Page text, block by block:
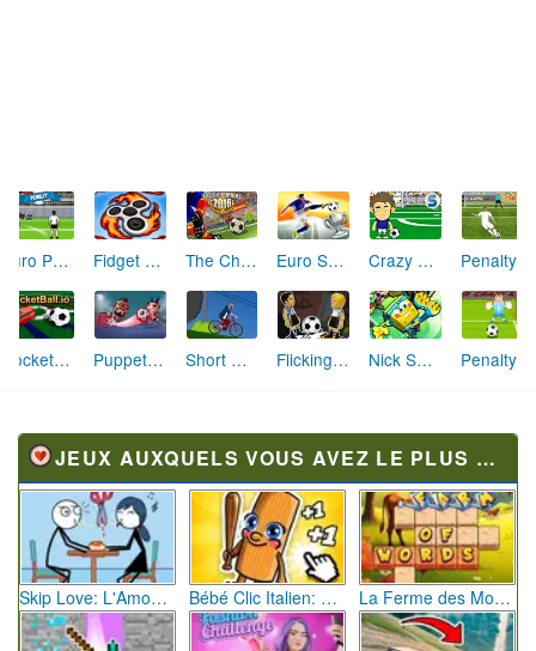
Euro Penalty 2016 Fidget Spinner High Score The Champions 2016 Euro Soccer Sprint Crazy Freekick
RocketBall.io Puppet Football Fighters Short Ride Flicking Soccer Nick Soccer Stars 2
JEUX AUXQUELS VOUS AVEZ LE PLUS JOUÉ
Skip Love: L'Amour en Péril Bébé Clic Italien: La Folie des Petits Bambins La Ferme des Mots - Cultivez votre Vocabulaire